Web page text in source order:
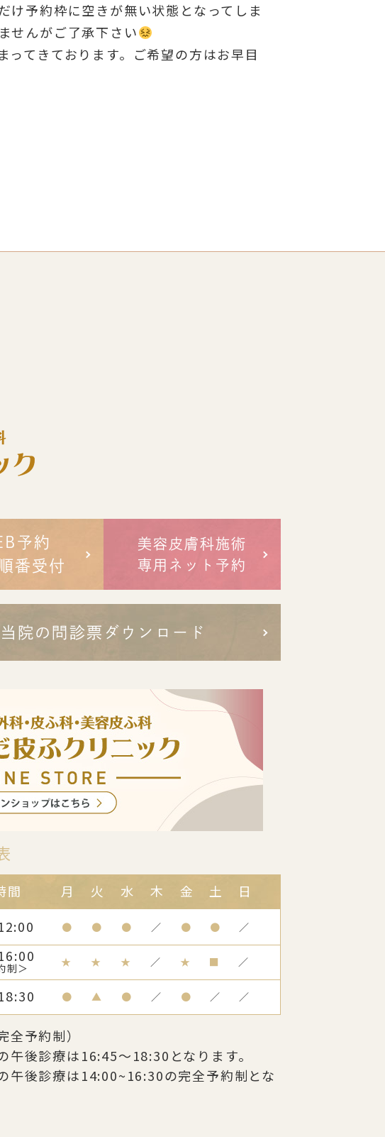
け予約枠に空きが無い状態となってしま
せんがご了承下さい
てきております。ご希望の方はお早目
予約
番受付
美容皮膚科施術
専用ネット予約
当院の問診票ダウンロード
間 月 火 水 木 金 土
日
● ● ● ／ ● ● ／
制＞ ★ ★ ★ ／ ★ ■ ／
● ▲ ● ／ ● ／ ／
全予約制）
午後診療は16:45～18:30となります。
午後診療は14:00~16:30の完全予約制とな